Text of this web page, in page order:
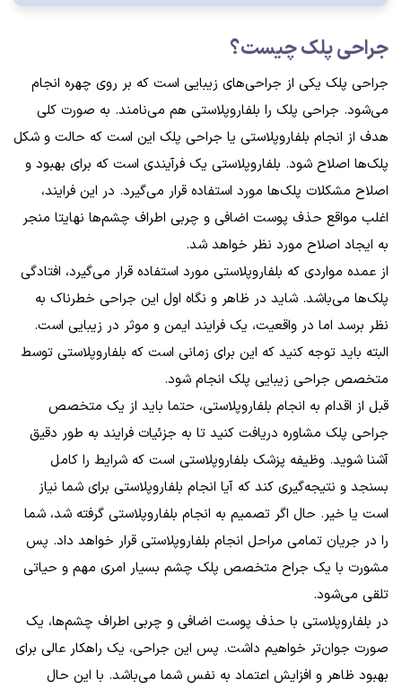
جراحی پلک چیست؟
جراحی پلک یکی از جراحی‌های زیبایی است که بر روی چهره انجام
می‌شود. جراحی پلک را بلفاروپلاستی هم می‌نامند. به صورت کلی
هدف از انجام بلفاروپلاستی یا جراحی پلک این است که حالت و شکل
پلک‌ها اصلاح شود. بلفاروپلاستی یک فرآیندی است که برای بهبود و
اصلاح مشکلات پلک‌ها مورد استفاده قرار می‌گیرد. در این فرایند،
اغلب مواقع حذف پوست اضافی و چربی اطراف چشم‌ها نهایتا منجر
به ایجاد اصلاح مورد نظر خواهد شد.
از عمده مواردی که بلفاروپلاستی مورد استفاده قرار می‌گیرد، افتادگی
پلک‌ها می‌باشد. شاید در ظاهر و نگاه اول این جراحی خطرناک به
نظر برسد اما در واقعیت، یک فرایند ایمن و موثر در زیبایی است.
البته باید توجه کنید که این برای زمانی است که بلفاروپلاستی توسط
متخصص جراحی زیبایی پلک انجام شود.
قبل از اقدام به انجام بلفاروپلاستی، حتما باید از یک متخصص
جراحی پلک مشاوره دریافت کنید تا به جزئیات فرایند به طور دقیق
آشنا شوید. وظیفه پزشک بلفاروپلاستی است که شرایط را کامل
بسنجد و نتیجه‌گیری کند که آیا انجام بلفاروپلاستی برای شما نیاز
است یا خیر. حال اگر تصمیم به انجام بلفاروپلاستی گرفته شد، شما
را در جریان تمامی مراحل انجام بلفاروپلاستی قرار خواهد داد. پس
مشورت با یک جراح متخصص پلک چشم بسیار امری مهم و حیاتی
تلقی می‌شود.
در بلفاروپلاستی با حذف پوست اضافی و چربی اطراف چشم‌ها، یک
صورت جوان‌تر خواهیم داشت. پس این جراحی، یک راهکار عالی برای
بهبود ظاهر و افزایش اعتماد به نفس شما می‌باشد. با این حال